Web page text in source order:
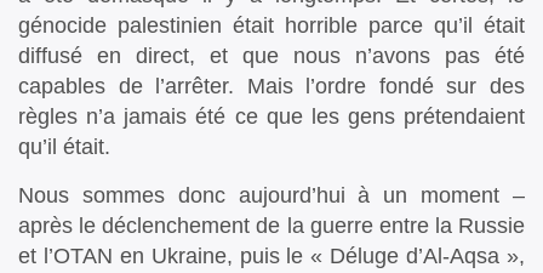
génocide palestinien était horrible parce qu’il était
diffusé en direct, et que nous n’avons pas été
capables de l’arrêter. Mais l’ordre fondé sur des
règles n’a jamais été ce que les gens prétendaient
qu’il était.
Nous sommes donc aujourd’hui à un moment –
après le déclenchement de la guerre entre la Russie
et l’OTAN en Ukraine, puis le « Déluge d’Al-Aqsa »,